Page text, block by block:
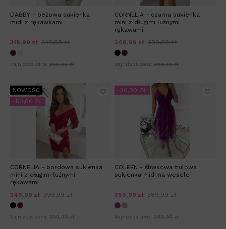
DABBY - beżowa sukienka
midi z rękawkami
319,99 zł 349,99 zł
Najniższa cena: 339,99 zł
CORNELIA - czarna sukienka
mini z długimi luźnymi
rękawami
349,99 zł 399,99 zł
Najniższa cena: 399,99 zł
CORNELIA - bordowa sukienka
mini z długimi luźnymi
rękawami
349,99 zł 399,99 zł
Najniższa cena: 399,99 zł
NOWOŚĆ
-50,00 ZŁ
COLEEN - śliwkowa tiulowa
sukienka midi na wesele
359,99 zł 389,99 zł
Najniższa cena: 389,99 zł
-30,00 ZŁ